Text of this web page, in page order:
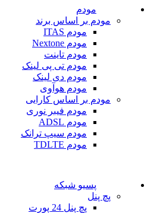
مودم
مودم بر اساس برند
مودم ITAS
مودم Nextone
مودم تاینت
مودم تی پی لینک
مودم دی لینک
مودم هوآوی
مودم بر اساس کارایی
مودم فیبر نوری
مودم ADSL
مودم سیپ ترانک
مودم TDLTE
پسیو شبکه
پچ پنل
پچ پنل 24 پورت